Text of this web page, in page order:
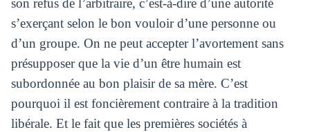
son refus de l’arbitraire, c’est-à-dire d’une autorité
s’exerçant selon le bon vouloir d’une personne ou
d’un groupe. On ne peut accepter l’avortement sans
présupposer que la vie d’un être humain est
subordonnée au bon plaisir de sa mère. C’est
pourquoi il est foncièrement contraire à la tradition
libérale. Et le fait que les premières sociétés à